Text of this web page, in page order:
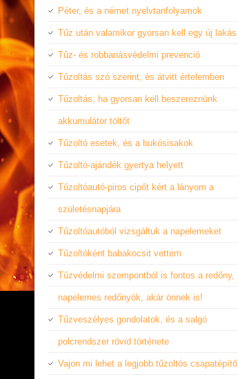
Péter, és a német nyelvtanfolyamok
Tűz után valamikor gyorsan kell egy új lakás
Tűz- és robbanásvédelmi prevenció
Tűzoltás szó szerint, és átvitt értelemben
Tűzoltás, ha gyorsan kell beszereznünk
akkumulátor töltőt
Tűzoltó esetek, és a bukósisakok
Tűzoltó-ajándék gyertya helyett
Tűzoltóautó-piros cipőt kért a lányom a
születésnapjára
Tűzoltóautóból vizsgáltuk a napelemeket
Tűzoltóként babakocsit vettem
Tűzvédelmi szempontból is fontos a redőny,
napelemes redőnyök, akár önnek is!
Tűzveszélyes gondolatok, és a salgó
polcrendszer rövid története
Vajon mi lehet a legjobb tűzoltós csapatépítő